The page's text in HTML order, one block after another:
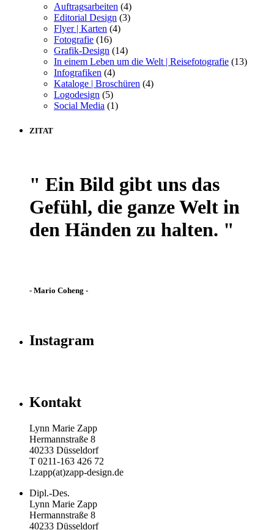
Auftragsarbeiten (4)
Editorial Design (3)
Flyer | Karten (4)
Fotografie (16)
Grafik-Design (14)
In einem Leben um die Welt | Reisefotografie (13)
Infografiken (4)
Kataloge | Broschüren (4)
Logodesign (5)
Social Media (1)
ZITAT
" Ein Bild gibt uns das
Gefühl, die ganze Welt in
den Händen zu halten. "
- Mario Coheng -
Instagram
Kontakt
Lynn Marie Zapp
Hermannstraße 8
40233 Düsseldorf
T 0211-163 426 72
l.zapp(at)zapp-design.de
Dipl.-Des.
Lynn Marie Zapp
Hermannstraße 8
40233 Düsseldorf